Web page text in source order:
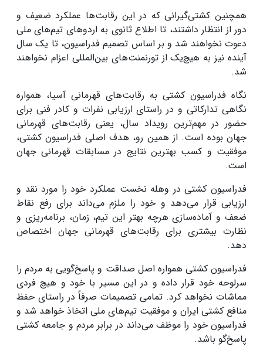
همچنین کشتی‌گیرانی که در این رقابت‌ها عملکرد ضعیف و
دور از انتظار داشتند، تا اطلاع ثانوی به اردوهای تیم‌های ملی
دعوت نخواهند شد و بر اساس تصمیم فدراسیون، تا یک سال
آینده نیز به هیچ‌یک از تورنمنت‌های بین‌المللی اعزام نخواهند
شد.
نگاه فدراسیون کشتی به رقابت‌های قهرمانی آسیا، همواره
نگاهی تدارکاتی و در راستای ارزیابی نفرات و کادر فنی برای
حضور در مهم‌ترین رویداد سال، یعنی رقابت‌های قهرمانی
جهان بوده است. از همین رو، هدف اصلی فدراسیون کشتی،
موفقیت و کسب بهترین نتایج در مسابقات قهرمانی جهان
است.
فدراسیون کشتی در وهله نخست عملکرد خود را مورد نقد و
ارزیابی قرار می‌دهد و خود را ملزم می‌داند برای رفع نقاط
ضعف و آماده‌سازی هرچه بهتر این تیم، زمان، برنامه‌ریزی و
نظارت بیشتری برای رقابت‌های قهرمانی جهان اختصاص
دهد.
فدراسیون کشتی همواره اصل صداقت و پاسخ‌گویی به مردم را
سرلوحه خود قرار داده و در این مسیر با خود و هیچ فردی
مماشات نخواهد کرد. تمامی تصمیمات صرفاً در راستای حفظ
منافع کشتی ایران و موفقیت تیم‌های ملی اتخاذ خواهد شد و
فدراسیون خود را موظف می‌داند در برابر مردم و جامعه کشتی
پاسخ‌گو باشد.